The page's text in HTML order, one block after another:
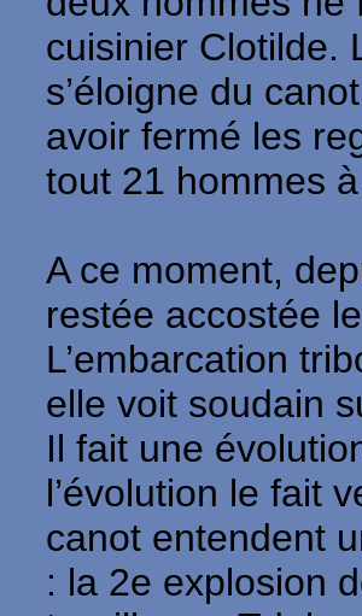
cuisinier Clotilde.
s’éloigne du
avoir fermé les
tout 21 hommes
A ce moment,
restée accostée
L’embarcation
elle voit soudain
Il fait une
l’évolution le fait
canot entendent
: la 2e explosion